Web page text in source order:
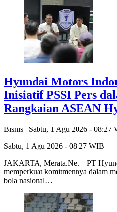
Hyundai Motors
Inisiatif PSSI Pers
Rangkaian ASEAN
Bisnis | Sabtu, 1 Agu 2026 - 08:27
Sabtu, 1 Agu 2026 - 08:27 WIB
JAKARTA, Merata.Net – PT
memperkuat komitmennya dalam
bola nasional…